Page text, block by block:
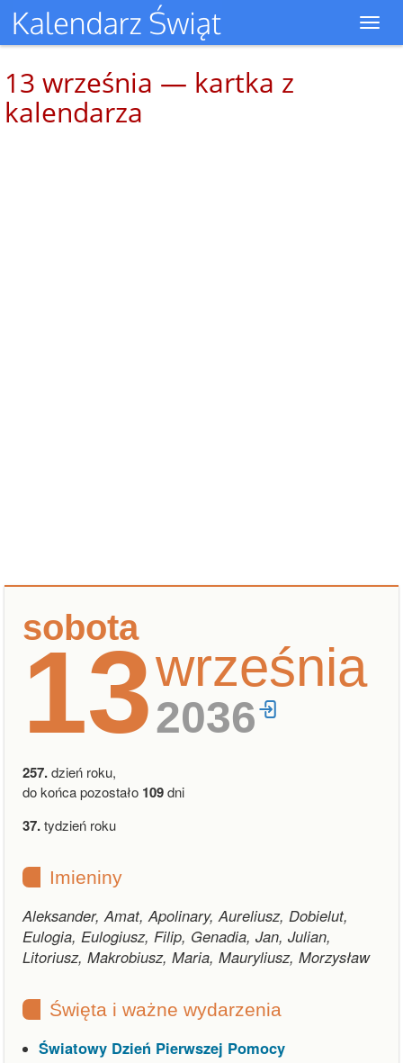
13 września — kartka z
kalendarza
sobota
13września
2036
257.dzień roku,
do końca pozostało 109dni
37.tydzień roku
Imieniny
Aleksander, Amat, Apolinary, Aureliusz, Dobielut,
Eulogia, Eulogiusz, Filip, Genadia, Jan, Julian,
Litoriusz, Makrobiusz, Maria, Mauryliusz, Morzysław
Święta i ważne wydarzenia
Światowy Dzień Pierwszej Pomocy